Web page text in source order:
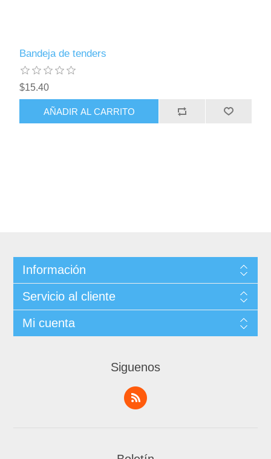
Bandeja de tenders
$15.40
Información
Servicio al cliente
Mi cuenta
Siguenos